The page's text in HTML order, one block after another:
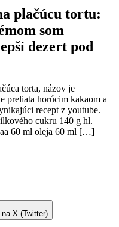
plačúcu tortu:
som
dezert pod
torta, názov je
preliata horúcim kakaom a
recept z youtube.
cukru 140 g hl.
60 ml oleja 60 ml […]
X (Twitter)